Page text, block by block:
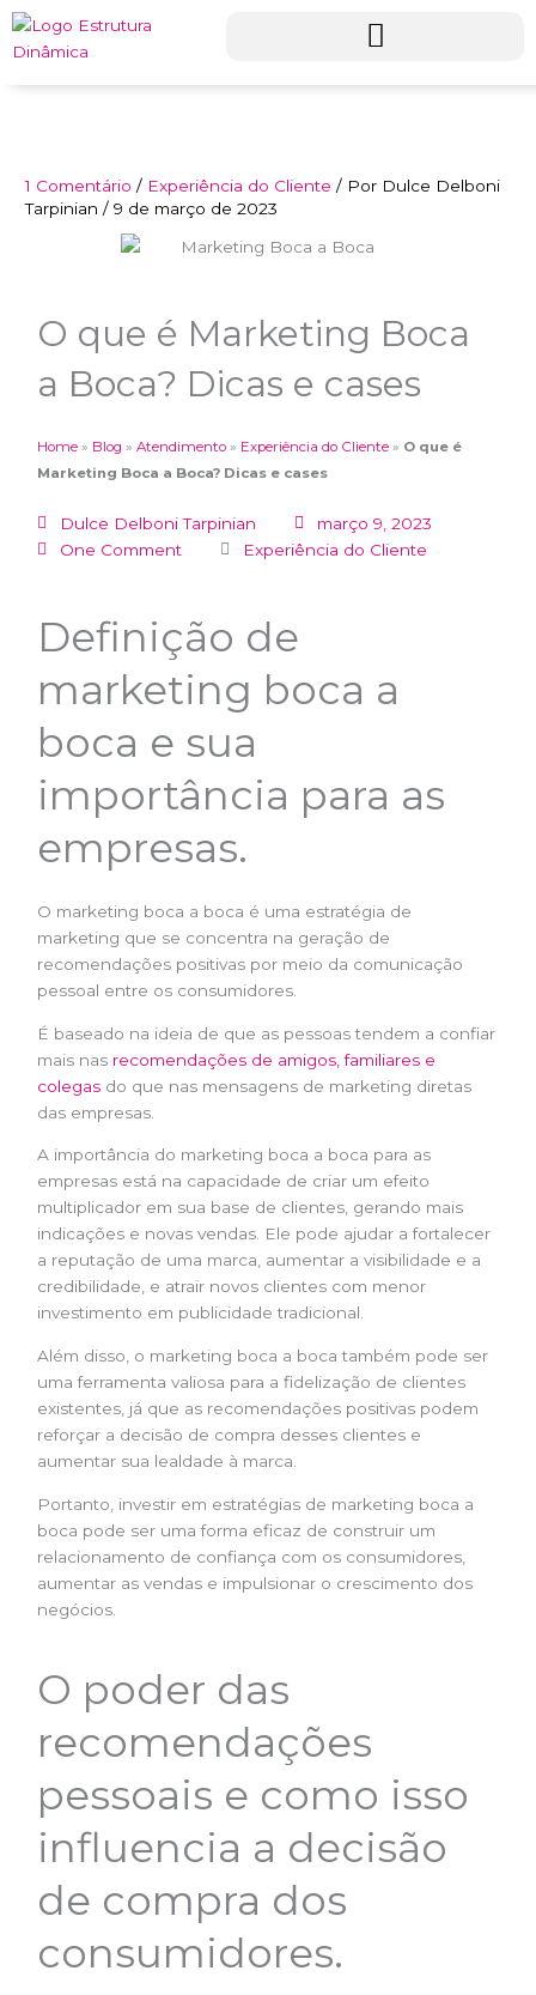
conteúdo
1 Comentário / Experiência do Cliente / Por Dulce Delboni
Tarpinian/9 de março de 2023
O que é Marketing Boca
a Boca? Dicas e cases
Home » Blog »Atendimento » Experiência do Cliente » O que é
Marketing Boca a Boca? Dicas e cases
Dulce Delboni Tarpinian
março 9, 2023
One Comment
Experiência do Cliente
Definição de
marketing boca a
boca e sua
importância para as
empresas.
O marketing boca a boca é uma estratégia de
marketing que se concentra na geração de
recomendações positivas por meio da comunicação
pessoal entre os consumidores.
É baseado na ideia de que as pessoas tendem a confiar
mais nas recomendações de amigos, familiares e
colegas do que nas mensagens de marketing diretas
das empresas.
A importância do marketing boca a boca para as
empresas está na capacidade de criar um efeito
multiplicador em sua base de clientes, gerando mais
indicações e novas vendas. Ele pode ajudar a fortalecer
a reputação de uma marca, aumentar a visibilidade e a
credibilidade, e atrair novos clientes com menor
investimento em publicidade tradicional.
Além disso, o marketing boca a boca também pode ser
uma ferramenta valiosa para a fidelização de clientes
existentes, já que as recomendações positivas podem
reforçar a decisão de compra desses clientes e
aumentar sua lealdade à marca.
Portanto, investir em estratégias de marketing boca a
boca pode ser uma forma eficaz de construir um
relacionamento de confiança com os consumidores,
aumentar as vendas e impulsionar o crescimento dos
negócios.
O poder das
recomendações
pessoais e como isso
influencia a decisão
de compra dos
consumidores.